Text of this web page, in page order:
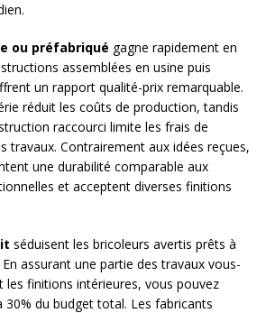
ou préfabriqué gagne rapidement en
assemblées en usine puis
un rapport qualité-prix remarquable.
réduit les coûts de production, tandis
raccourci limite les frais de
travaux. Contrairement aux idées reçues,
une durabilité comparable aux
et acceptent diverses finitions
séduisent les bricoleurs avertis prêts à
assurant une partie des travaux vous-
finitions intérieures, vous pouvez
30% du budget total. Les fabricants